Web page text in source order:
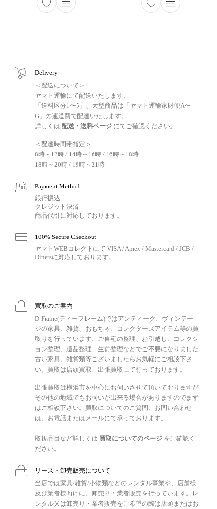
Delivery
＜配送について＞
ヤマト運輸にて配送いたします。
「送料区分1〜5」、大型商品は「ヤマト運輸家財便A〜
G」の運送費で配達いたします。
詳しくは 配送・送料ページ にてご確認ください。
＜配達時間帯指定＞
8時～12時 / 14時～16時 / 16時～18時
18時～20時 / 19時～21時
Payment Method
銀行振込
クレジット決済
商品代引に対応しております。
100% Secure Checkout
ヤマトWEBコレクトにて VISA / Amex / Mastercard / JCB /
Dinersに対応しております。
買取のご案内
D-Frame(ディーフレーム)ではアンティーク、ヴィンテー
ジの家具、雑貨、おもちゃ、コレクターズアイテム等の買
取りを行っています。ご自宅の整理、お引越し、コレクシ
ョン整理、遺品整理、生前整理などでご不要になりました
古い家具、雑貨類等ございましたらお気軽にご相談下さ
い。買取は店頭買取、出張買取にて行っております。
出張買取は横浜市を中心にお伺いさせて頂いておりますが
その他の地域でもお伺いが出来る場合がありますのでまず
はご相談下さい。買取についてのご質問、お問い合わせ
は、お電話またはメールにて承っております。
取扱品目など詳しくは 買取についてのページ をご確認く
ださい。
リース・卸売販売について
当店では家具/雑貨/小物類などのレンタル事業や、店舗様
及び業者様向けに、卸売り・業者販売を行っています。レ
ンタル又は卸売り・業者販売をご希望の際は店頭またはお